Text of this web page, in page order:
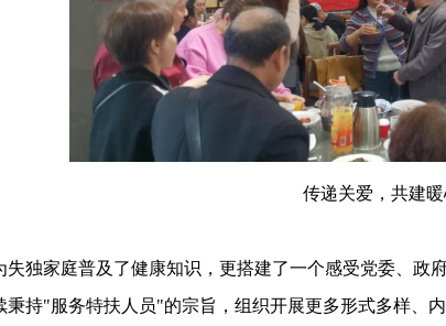
传递关爱，共建暖
独家庭普及了健康知识，更搭建了一个感受党委、政
持"服务特扶人员"的宗旨，组织开展更多形式多样、